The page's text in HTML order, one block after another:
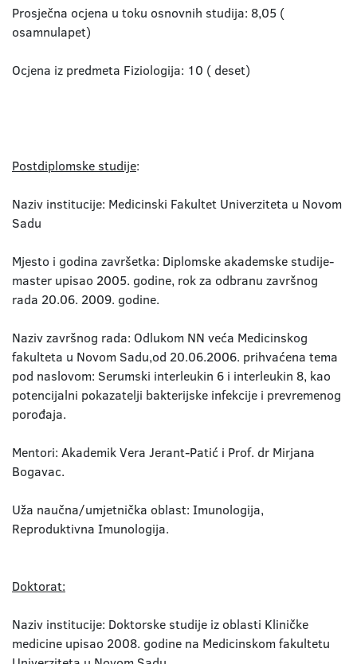
Prosječna ocjena u toku osnovnih studija: 8,05 (
osamnulapet)
Ocjena iz predmeta Fiziologija: 10 ( deset)
Postdiplomske studije:
Naziv institucije: Medicinski Fakultet Univerziteta u Novom
Sadu
Mjesto i godina završetka: Diplomske akademske studije-
master upisao 2005. godine, rok za odbranu završnog
rada 20.06. 2009. godine.
Naziv završnog rada: Odlukom NN veća Medicinskog
fakulteta u Novom Sadu,od 20.06.2006. prihvaćena tema
pod naslovom: Serumski interleukin 6 i interleukin 8, kao
potencijalni pokazatelji bakterijske infekcije i prevremenog
porođaja.
Mentori: Akademik Vera Jerant-Patić i Prof. dr Mirjana
Bogavac.
Uža naučna/umjetnička oblast: Imunologija,
Reproduktivna Imunologija.
Doktorat:
Naziv institucije: Doktorske studije iz oblasti Kliničke
medicine upisao 2008. godine na Medicinskom fakultetu